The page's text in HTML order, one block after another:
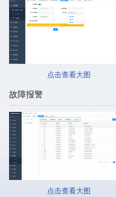
点击查看大图
故障报警
点击查看大图